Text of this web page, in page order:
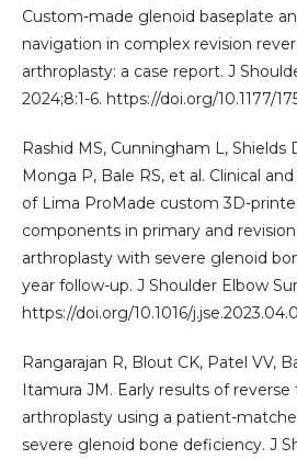
Custom-made glenoid baseplate
navigation in complex revision
arthroplasty: a case report. J
2024;8:1-6. https://doi.org/10.1177/
Rashid MS, Cunningham L, Shields
Monga P, Bale RS, et al. Clinical
of Lima ProMade custom 3D-
components in primary and
arthroplasty with severe glenoid
year follow-up. J Shoulder Elbow
https://doi.org/10.1016/
Rangarajan R, Blout CK, Patel VV,
Itamura JM. Early results of
arthroplasty using a patient-
severe glenoid bone deficiency. J